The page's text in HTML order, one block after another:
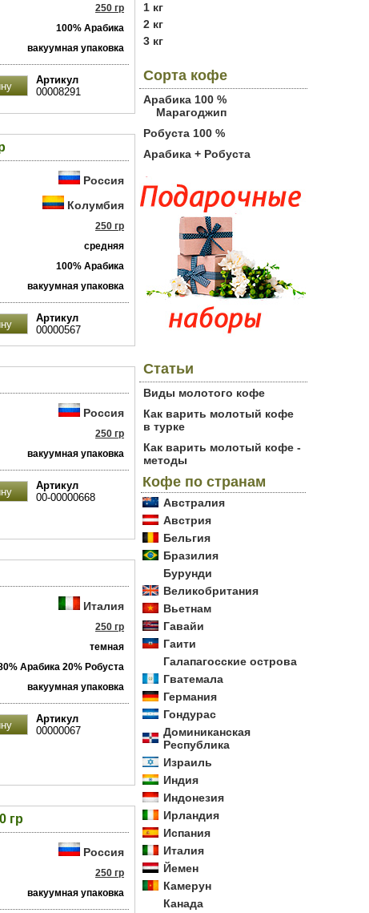
250 гр
100% Арабика
вакуумная упаковка
Артикул
00008291
Россия
Колумбия
250 гр
средняя
100% Арабика
вакуумная упаковка
Артикул
00000567
Россия
250 гр
вакуумная упаковка
Артикул
00-00000668
Италия
250 гр
темная
Арабика 20% Робуста
вакуумная упаковка
Артикул
00000067
гр
Россия
250 гр
вакуумная упаковка
1 кг
2 кг
3 кг
Сорта кофе
Арабика 100 %
Марагоджип
Робуста 100 %
Арабика + Робуста
Статьи
Виды молотого кофе
Как варить молотый кофе
в турке
Как варить молотый кофе -
методы
Кофе по странам
Австралия
Австрия
Бельгия
Бразилия
Бурунди
Великобритания
Вьетнам
Гавайи
Гаити
Галапагосские острова
Гватемала
Германия
Гондурас
Доминиканская
Республика
Израиль
Индия
Индонезия
Ирландия
Испания
Италия
Йемен
Камерун
Канада